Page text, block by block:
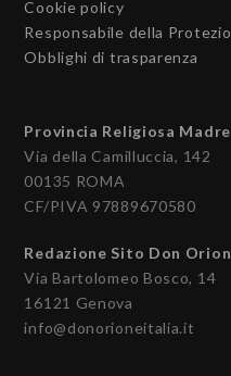
Cookie policy
Responsabile della
Obblighi di trasparenza
Provincia Religiosa
Via della Camilluccia, 142
00135 ROMA
CF/PIVA 97889670580
Redazione Sito Don
Via Bartolomeo Bosco, 14
16121 Genova
info@donorioneitalia.it